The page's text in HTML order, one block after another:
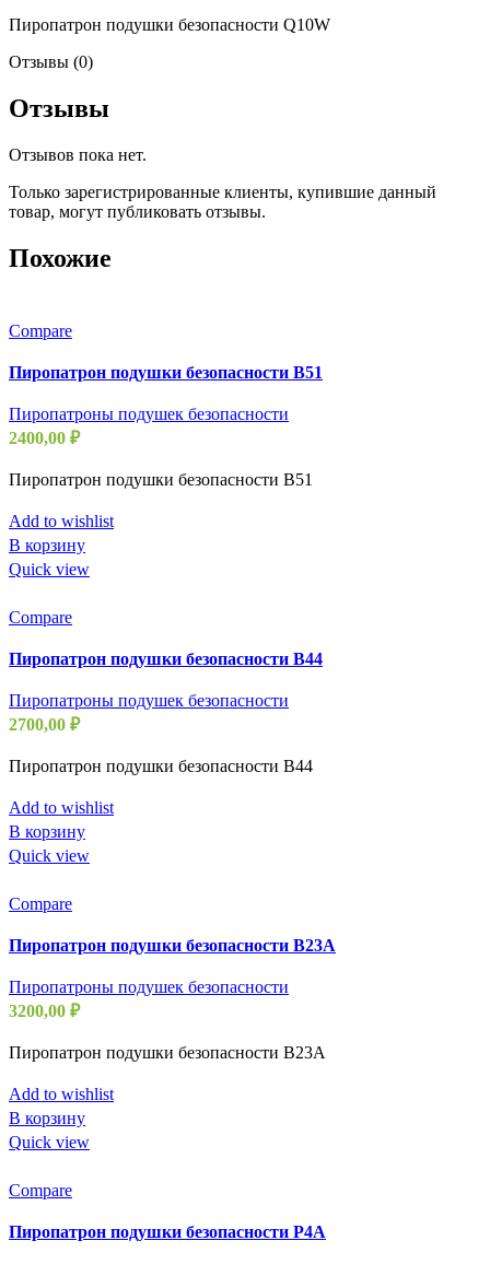
Пиропатрон подушки безопасности Q10W
Отзывы (0)
Отзывы
Отзывов пока нет.
Только зарегистрированные клиенты, купившие данный
товар, могут публиковать отзывы.
Похожие
Compare
Пиропатрон подушки безопасности B51
Пиропатроны подушек безопасности
2400,00 ₽
Пиропатрон подушки безопасности B51
Add to wishlist
В корзину
Quick view
Compare
Пиропатрон подушки безопасности B44
Пиропатроны подушек безопасности
2700,00 ₽
Пиропатрон подушки безопасности B44
Add to wishlist
В корзину
Quick view
Compare
Пиропатрон подушки безопасности B23A
Пиропатроны подушек безопасности
3200,00 ₽
Пиропатрон подушки безопасности B23A
Add to wishlist
В корзину
Quick view
Compare
Пиропатрон подушки безопасности P4A